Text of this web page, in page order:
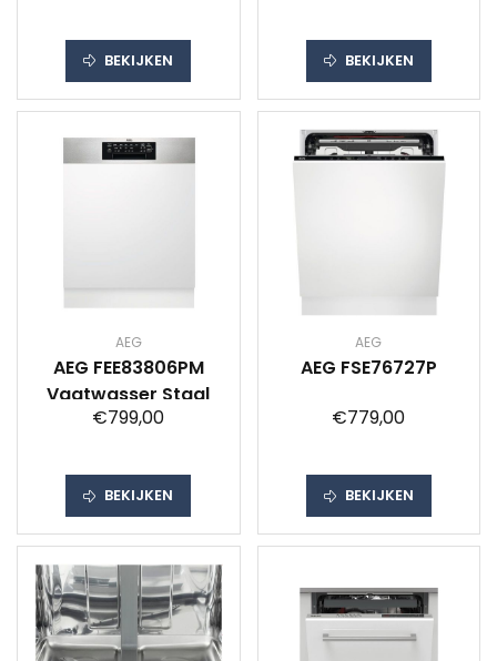
BEKIJKEN BEKIJKEN
AEG
AEG FEE83806PM
Vaatwasser Staal
€799,00
BEKIJKEN
AEG
AEG FSE76727P
€779,00
BEKIJKEN